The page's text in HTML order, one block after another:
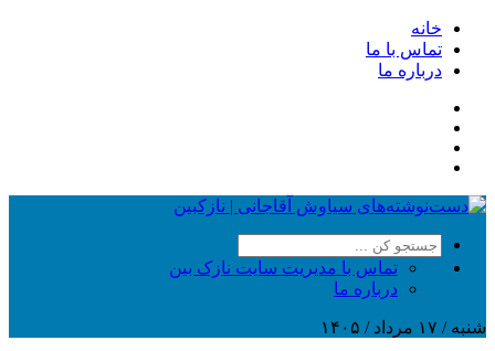
خانه
تماس با ما
درباره ما
تماس با مدیریت سایت نازک بین
درباره ما
شنبه / ۱۷ مرداد / ۱۴۰۵